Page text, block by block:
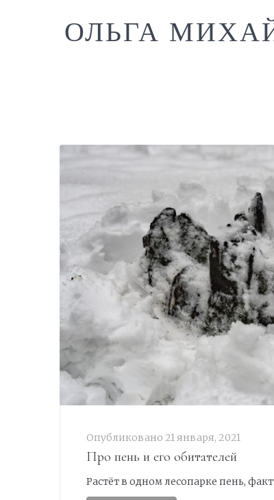
ОЛЬГА
Опубликовано 21 января, 2021
Про пень и его обитателей
Растёт в одном лесопарке пень,